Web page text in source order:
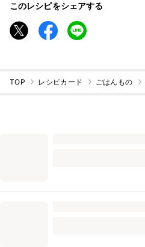
このレシピをシェアする
TOP レシピカード ごはんもの